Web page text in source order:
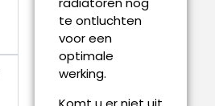
te ontluchten
voor een
optimale
werking.